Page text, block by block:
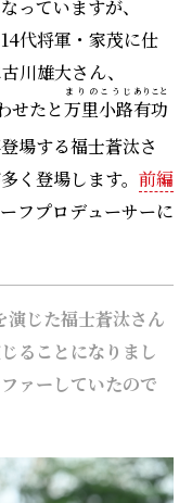
っていますが、
代将軍・家茂に仕
川雄大さん、
せたと万里小路
まりのこうじ
有功
ありこと
場する福士蒼汰さ
く登場します。 前編
フプロデューサーに
演じた福士蒼汰さん
ることになりまし
ァーしていたので